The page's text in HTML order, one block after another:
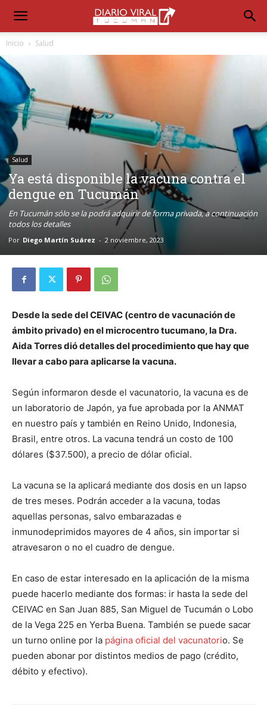
Inicio Salud
Salud
Ya está disponible la vacuna contra el
dengue en Tucumán
En Tucumán sólo se la podrá adquirir de forma privada, a continuación
todos los detalles
Por Diego Martín Suárez - 2 noviembre, 2023
Desde la sede del CEIVAC (centro de vacunación de
ámbito privado) en el microcentro tucumano, la Dra.
Aida Torres dió detalles del procedimiento que hay que
llevar a cabo para aplicarse la vacuna.
Según informaron desde el vacunatorio, la vacuna es de
un laboratorio de Japón, ya fue aprobada por la ANMAT
en nuestro país y también en Reino Unido, Indonesia,
Brasil, entre otros. La vacuna tendrá un costo de 100
dólares ($37.500), a precio de dólar oficial.
La vacuna se la aplicará mediante dos dosis en un lapso
de tres meses. Podrán acceder a la vacuna, todas
aquellas personas, salvo embarazadas e
inmunodeprimidos mayores de 4 años, sin importar si
atravesaron o no el cuadro de dengue.
En caso de estar interesado en la aplicación de la misma
puede hacerlo mediante dos formas: ir hasta la sede del
CEIVAC en San Juan 885, San Miguel de Tucumán o Lobo
de la Vega 225 en Yerba Buena. También se puede sacar
un turno online por la página oficial del vacunatorio. Se
pueden abonar por distintos medios de pago (crédito,
débito y efectivo).